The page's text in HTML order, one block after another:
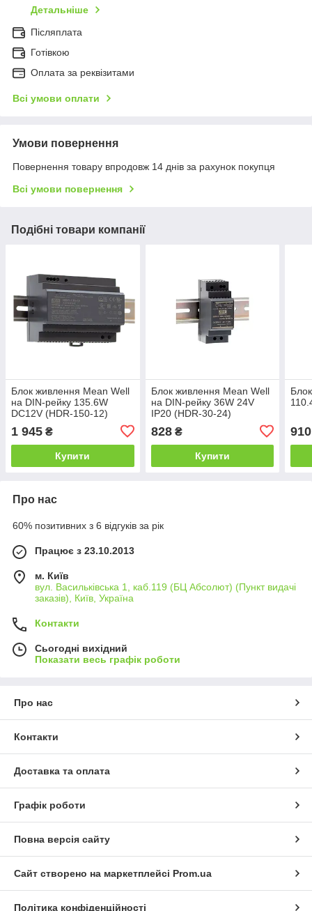
Детальніше
Післяплата
Готівкою
Оплата за реквізитами
Всі умови оплати
Умови повернення
Повернення товару впродовж 14 днів за рахунок покупця
Всі умови повернення
Подібні товари компанії
Блок живлення Mean Well
на DIN-рейку 135.6W
DC12V (HDR-150-12)
1 945 ₴
Купити
Блок живлення Mean Well
на DIN-рейку 36W 24V
IP20 (HDR-30-24)
828₴
Купити
910
Про нас
60% позитивних з 6 відгуків за рік
Працює з 23.10.2013
м. Київ
вул. Васильківська 1, каб.119 (БЦ Абсолют) (Пункт видачі
заказів), Київ, Україна
Контакти
Сьогодні вихідний
Показати весь графік роботи
Про нас
Контакти
Доставка та оплата
Графік роботи
Повна версія сайту
Сайт створено на маркетплейсі Prom.ua
Політика конфіденційності